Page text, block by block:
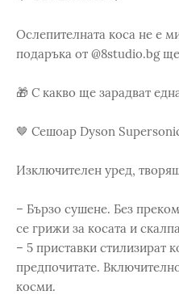
Ослепителната коса не е
подаръка от @8studio.bg
🎁 С какво ще зарадват
🤎 Сешоар Dyson
Изключителен уред,
– Бързо сушене. Без
се грижи за косата и
– 5 приставки стилизират
предпочитате.
косми.